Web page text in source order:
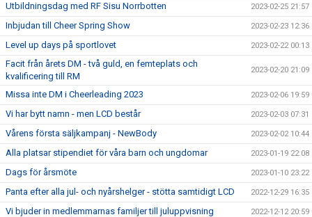
Utbildningsdag med RF Sisu Norrbotten 2023-02-25 21:57
Inbjudan till Cheer Spring Show 2023-02-23 12:36
Level up days på sportlovet 2023-02-22 00:13
Facit från årets DM - två guld, en femteplats och
kvalificering till RM
2023-02-20 21:09
Missa inte DM i Cheerleading 2023 2023-02-06 19:59
Vi har bytt namn - men LCD består 2023-02-03 07:31
Vårens första säljkampanj - NewBody 2023-02-02 10:44
Alla platsar stipendiet för våra barn och ungdomar 2023-01-19 22:08
Dags för årsmöte 2023-01-10 23:22
Panta efter alla jul- och nyårshelger - stötta samtidigt LCD 2022-12-29 16:35
Vi bjuder in medlemmarnas familjer till juluppvisning 2022-12-12 20:59